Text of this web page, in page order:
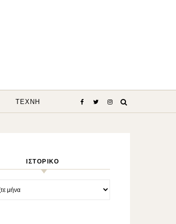
ΤΈΧΝΗ
ΙΣΤΟΡΙΚΌ